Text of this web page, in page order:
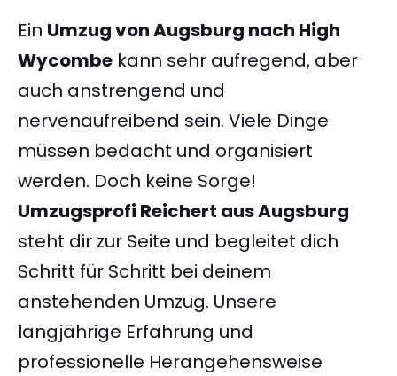
Ein Umzug von Augsburg nach High
Wycombe kann sehr aufregend, aber
auch anstrengend und
nervenaufreibend sein. Viele Dinge
müssen bedacht und organisiert
werden. Doch keine Sorge!
Umzugsprofi Reichert aus Augsburg
steht dir zur Seite und begleitet dich
Schritt für Schritt bei deinem
anstehenden Umzug. Unsere
langjährige Erfahrung und
professionelle Herangehensweise